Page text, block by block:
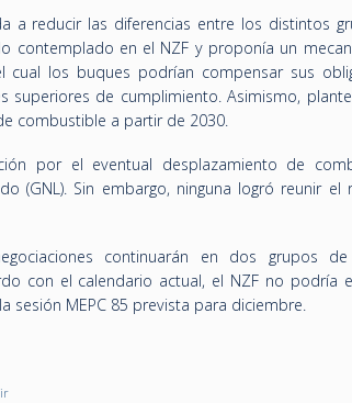
a reducir las diferencias entre los distintos
contemplado en el NZF y proponía un
los buques podrían compensar sus
superiores de cumplimiento. Asimismo,
combustible a partir de 2030.
por el eventual desplazamiento de
(GNL). Sin embargo, ninguna logró reunir el
continuarán en dos grupos
con el calendario actual, el NZF no podría
sesión MEPC 85 prevista para diciembre.